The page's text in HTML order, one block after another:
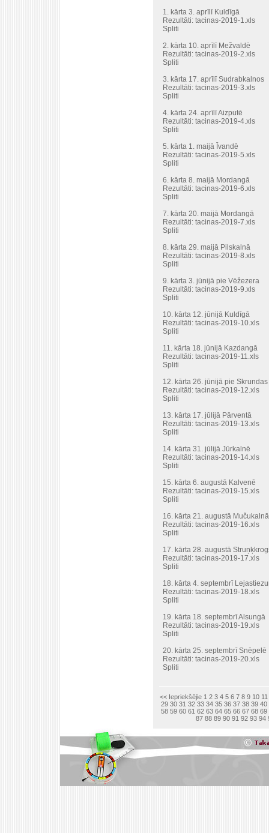
1. kārta 3. aprīlī Kuldīgā
Rezultāti: tacinas-2019-1.xls
Spliti
2. kārta 10. aprīlī Mežvaldē
Rezultāti: tacinas-2019-2.xls
Spliti
3. kārta 17. aprīlī Sudrabkalnos
Rezultāti: tacinas-2019-3.xls
Spliti
4. kārta 24. aprīlī Aizputē
Rezultāti: tacinas-2019-4.xls
Spliti
5. kārta 1. maijā Īvandē
Rezultāti: tacinas-2019-5.xls
Spliti
6. kārta 8. maijā Mordangā
Rezultāti: tacinas-2019-6.xls
Spliti
7. kārta 20. maijā Mordangā
Rezultāti: tacinas-2019-7.xls
Spliti
8. kārta 29. maijā Pilskalnā
Rezultāti: tacinas-2019-8.xls
Spliti
9. kārta 3. jūnijā pie Vēžezera
Rezultāti: tacinas-2019-9.xls
Spliti
10. kārta 12. jūnijā Kuldīgā
Rezultāti: tacinas-2019-10.xls
Spliti
11. kārta 18. jūnijā Kazdangā
Rezultāti: tacinas-2019-11.xls
Spliti
12. kārta 26. jūnijā pie
Rezultāti: tacinas-2019-12.xls
Spliti
13. kārta 17. jūlijā Pārventā
Rezultāti: tacinas-2019-13.xls
Spliti
14. kārta 31. jūlijā Jūrkalnē
Rezultāti: tacinas-2019-14.xls
Spliti
15. kārta 6. augustā Kalvenē
Rezultāti: tacinas-2019-15.xls
Spliti
16. kārta 21. augustā Mučukalnā
Rezultāti: tacinas-2019-16.xls
Spliti
17. kārta 28. augustā
Rezultāti: tacinas-2019-17.xls
Spliti
18. kārta 4. septembrī
Rezultāti: tacinas-2019-18.xls
Spliti
19. kārta 18. septembrī Alsungā
Rezultāti: tacinas-2019-19.xls
Spliti
20. kārta 25. septembrī Snēpelē
Rezultāti: tacinas-2019-20.xls
Spliti
<< Iepriekšējie 1 2 3 4 5 6 7 8 9 10 11
29 30 31 32 33 34 35 36 37 38 39 40
58 59 60 61 62 63 64 65 66 67 68 69
87 88 89 90 91 92 93 94